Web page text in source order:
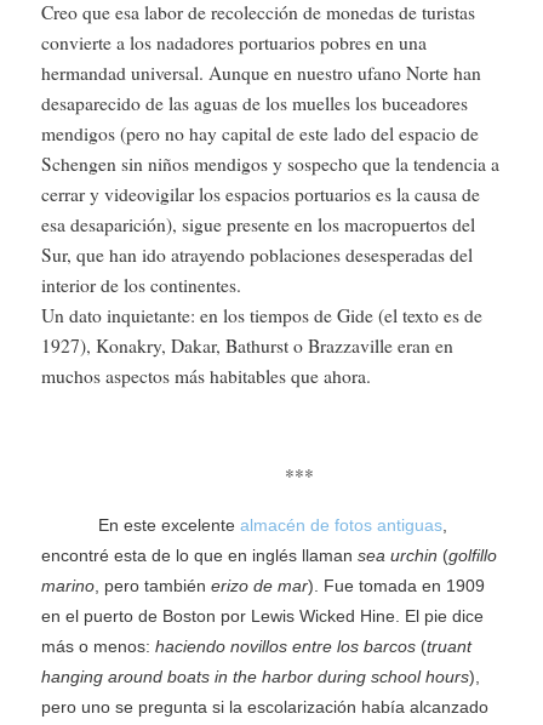
Creo que esa labor de recolección de monedas de turistas
convierte a los nadadores portuarios pobres en una
hermandad universal. Aunque en nuestro ufano Norte han
desaparecido de las aguas de los muelles los buceadores
mendigos (pero no hay capital de este lado del espacio de
Schengen sin niños mendigos y sospecho que la tendencia a
cerrar y videovigilar los espacios portuarios es la causa de
esa desaparición), sigue presente en los macropuertos del
Sur, que han ido atrayendo poblaciones desesperadas del
interior de los continentes.
Un dato inquietante: en los tiempos de Gide (el texto es de
1927), Konakry, Dakar, Bathurst o Brazzaville eran en
muchos aspectos más habitables que ahora.
***
En este excelente almacén de fotos antiguas,
encontré esta de lo que en inglés llamansea urchin (golfillo
marino, pero tambiénerizo de mar). Fue tomada en 1909
en el puerto de Boston por Lewis Wicked Hine. El pie dice
más o menos:haciendo novillos entre los barcos (truant
hanging around boats in the harbor during school hours),
pero uno se pregunta si la escolarización había alcanzado